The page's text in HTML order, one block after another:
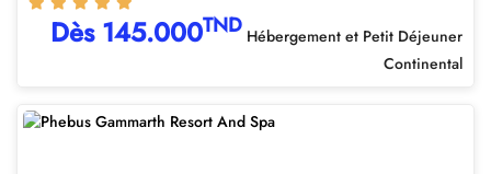
Dès 145.000TND Hébergement et Petit Déjeuner
Continental